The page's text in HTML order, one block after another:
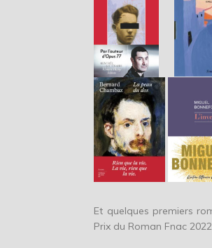
Et quelques premiers
Prix du Roman Fnac 2022